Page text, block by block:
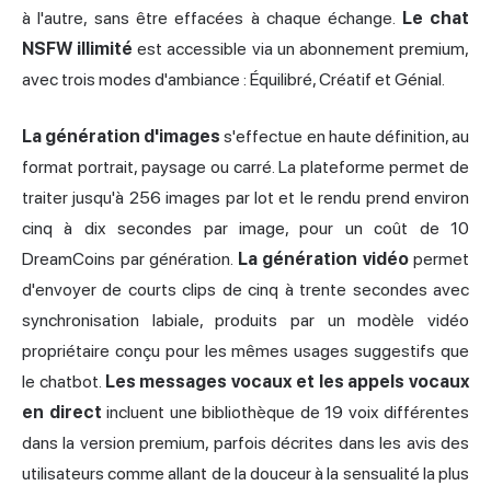
à l'autre, sans être effacées à chaque échange. Le chat
NSFW illimité est accessible via un abonnement premium,
avec trois modes d'ambiance : Équilibré, Créatif et Génial.
La génération d'images s'effectue en haute définition, au
format portrait, paysage ou carré. La plateforme permet de
traiter jusqu'à 256 images par lot et le rendu prend environ
cinq à dix secondes par image, pour un coût de 10
DreamCoins par génération. La génération vidéopermet
d'envoyer de courts clips de cinq à trente secondes avec
synchronisation labiale, produits par un modèle vidéo
propriétaire conçu pour les mêmes usages suggestifs que
le chatbot. Les messages vocaux et les appels vocaux
en direct incluent une bibliothèque de 19 voix différentes
dans la version premium, parfois décrites dans les avis des
utilisateurs comme allant de la douceur à la sensualité la plus